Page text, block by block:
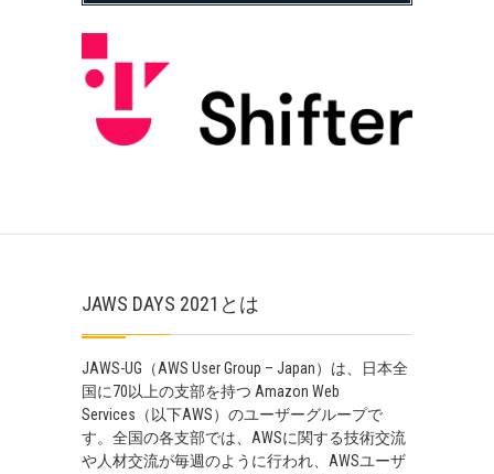
JAWS DAYS 2021とは
JAWS-UG（AWS User Group – Japan）は、日本全
国に70以上の支部を持つ Amazon Web
Services（以下AWS）のユーザーグループで
す。全国の各支部では、AWSに関する技術交流
や人材交流が毎週のように行われ、AWSユーザ